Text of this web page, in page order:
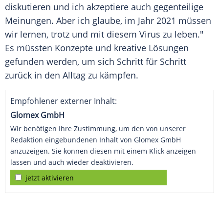
diskutieren und ich akzeptiere auch gegenteilige
Meinungen. Aber ich glaube, im Jahr 2021 müssen
wir lernen, trotz und mit diesem Virus zu leben."
Es müssten Konzepte und kreative Lösungen
gefunden werden, um sich Schritt für Schritt
zurück in den Alltag zu kämpfen.
Empfohlener externer Inhalt:
Glomex GmbH
Wir benötigen Ihre Zustimmung, um den von unserer
Redaktion eingebundenen Inhalt von Glomex GmbH
anzuzeigen. Sie können diesen mit einem Klick anzeigen
lassen und auch wieder deaktivieren.
jetzt aktivieren